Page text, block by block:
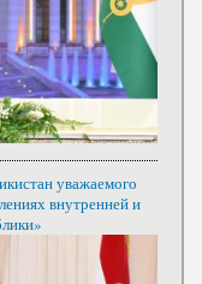
уважаемого
внутренней и